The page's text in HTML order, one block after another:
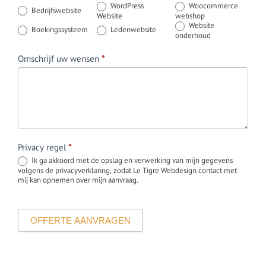
Bedrijfswebsite
WordPress
Website
Woocommerce
webshop
Boekingssysteem
Ledenwebsite
Website
onderhoud
Omschrijf uw wensen *
Privacy regel*
Ik ga akkoord met de opslag en verwerking van mijn gegevens
volgens de privacyverklaring, zodat Le Tigre Webdesign contact met
mij kan opnemen over mijn aanvraag.
OFFERTE AANVRAGEN